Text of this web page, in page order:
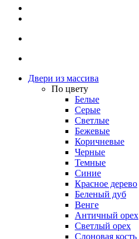
Двери из массива
По цвету
Белые
Серые
Светлые
Бежевые
Коричневые
Черные
Темные
Синие
Красное дерево
Беленый дуб
Венге
Античный орех
Светлый орех
Слоновая кость